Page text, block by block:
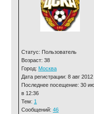
Статус: Пользователь
Возраст: 38
Город: Москва
Дата регистрации: 8 авг 2012
Последнее посещение: 30
в 12:36
Тем: 1
Сообщений: 46